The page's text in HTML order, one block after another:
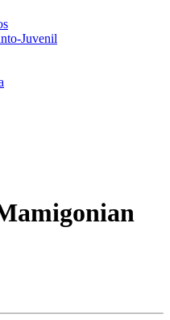
Juvenil